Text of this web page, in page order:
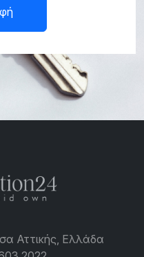
Αττικής, Ελλάδα